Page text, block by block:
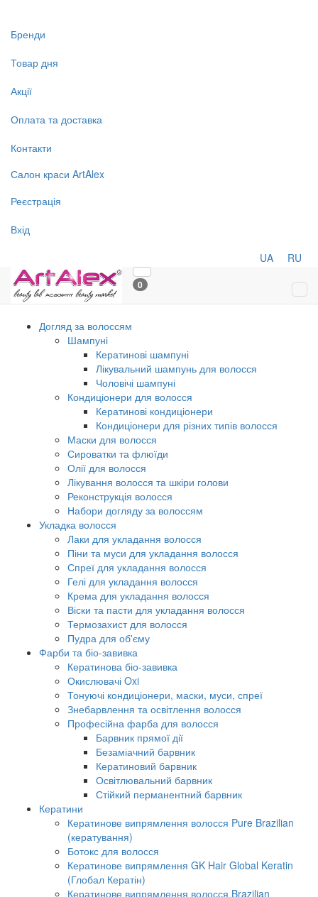
Бренди
Товар дня
Акції
Оплата та доставка
Контакти
Салон краси ArtAlex
Реєстрація
Вхід
UA RU
0
Догляд за волоссям
Шампуні
Кератинові шампуні
Лікувальний шампунь для волосся
Чоловічі шампуні
Кондиціонери для волосся
Кератинові кондиціонери
Кондиціонери для різних типів волосся
Маски для волосся
Сироватки та флюїди
Олії для волосся
Лікування волосся та шкіри голови
Реконструкція волосся
Набори догляду за волоссям
Укладка волосся
Лаки для укладання волосся
Піни та муси для укладання волосся
Спреї для укладання волосся
Гелі для укладання волосся
Крема для укладання волосся
Віски та пасти для укладання волосся
Термозахист для волосся
Пудра для об'єму
Фарби та біо-завивка
Кератинова біо-завивка
Окислювачі Oxi
Тонуючі кондиціонери, маски, муси, спреї
Знебарвлення та освітлення волосся
Професійна фарба для волосся
Барвник прямої дії
Безаміачний барвник
Кератиновий барвник
Освітлювальний барвник
Стійкий перманентний барвник
Кератини
Кератинове випрямлення волосся Pure Brazilian
(кератування)
Ботокс для волосся
Кератинове випрямлення GK Hair Global Keratin
(Глобал Кератін)
Кератинове випрямлення волосся Brazilian